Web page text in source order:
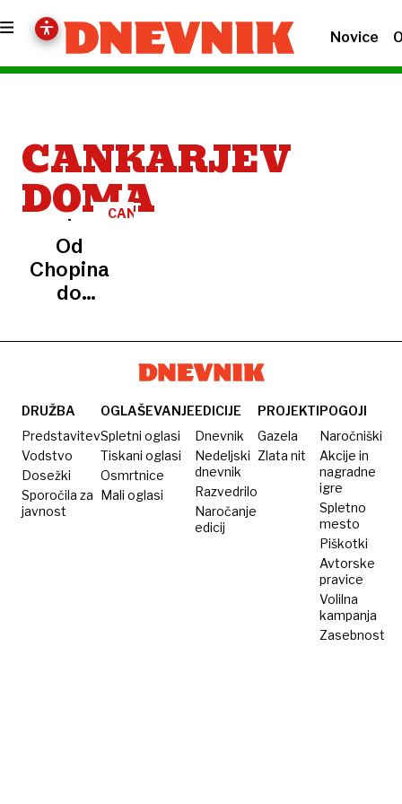
Novice
CANKARJEV
DOMA
CANKARJEV
Od
Chopina
do
–
v CD
DRUŽBA
Predstavitev
Vodstvo
Dosežki
Sporočila za
javnost
OGLAŠEVANJE
Spletni oglasi
Tiskani oglasi
Osmrtnice
Mali oglasi
EDICIJE
Dnevnik
Nedeljski
dnevnik
Razvedrilo
Naročanje
edicij
PROJEKTI
Gazela
Zlata nit
POGOJI
Naročniški
Akcije in
nagradne
igre
Spletno
mesto
Piškotki
Avtorske
pravice
Volilna
kampanja
Zasebnost